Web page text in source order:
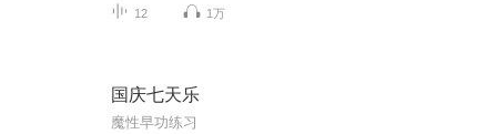
12 1万
国庆七天乐
魔性早功练习